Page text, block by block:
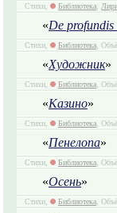
Стихи, Библиотека,
«De profundis
Стихи, Библиотека,
«Художник»
Стихи, Библиотека,
«Казино»
Стихи, Библиотека,
«Пенелопа»
Стихи, Библиотека,
«Осень»
Стихи, Библиотека,